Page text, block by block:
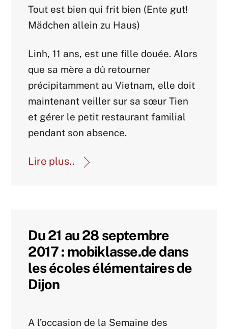
Tout est bien qui frit bien (Ente gut!
Mädchen allein zu Haus)
Linh, 11 ans, est une fille douée. Alors
que sa mère a dû retourner
précipitamment au Vietnam, elle doit
maintenant veiller sur sa sœur Tien
et gérer le petit restaurant familial
pendant son absence.
Lire plus..
Du 21 au 28 septembre
2017 : mobiklasse.de dans
les écoles élémentaires de
Dijon
A l’occasion de la Semaine des